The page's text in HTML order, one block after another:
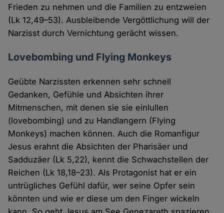
Frieden zu nehmen und die Familien zu entzweien
(Lk 12,49–53). Ausbleibende Vergöttlichung will der
Narzisst durch Vernichtung gerächt wissen.
Lovebombing und Flying Monkeys
Geübte Narzissten erkennen sehr schnell
Gedanken, Gefühle und Absichten ihrer
Mitmenschen, mit denen sie sie einlullen
(lovebombing) und zu Handlangern (Flying
Monkeys) machen können. Auch die Romanfigur
Jesus erahnt die Absichten der Pharisäer und
Sadduzäer (Lk 5,22), kennt die Schwachstellen der
Reichen (Lk 18,18–23). Als Protagonist hat er ein
untrügliches Gefühl dafür, wer seine Opfer sein
könnten und wie er diese um den Finger wickeln